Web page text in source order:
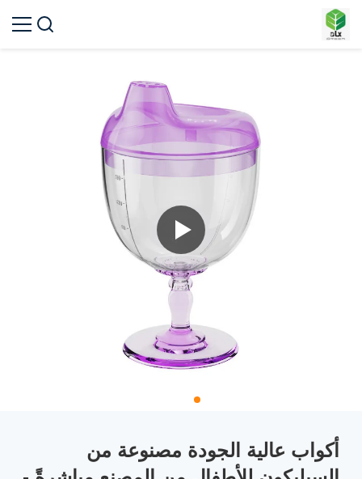
أكواب عالية الجودة مصنوعة من